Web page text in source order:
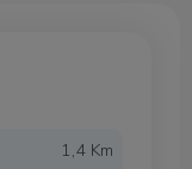
1,4 Km